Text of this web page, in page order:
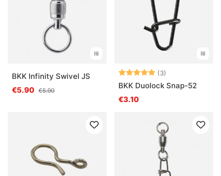
BKK Infinity Swivel JS
€5.90 €5.90
Note: (3)
BKK Duolock Snap-52
€3.10